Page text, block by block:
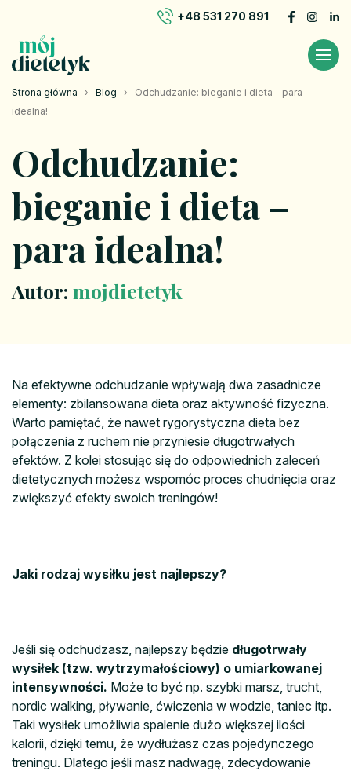
+48 531 270 891
Strona główna › Blog › Odchudzanie: bieganie i dieta – para
idealna!
Odchudzanie:
bieganie i dieta –
para idealna!
Autor: mojdietetyk
Na efektywne odchudzanie wpływają dwa zasadnicze
elementy: zbilansowana dieta oraz aktywność fizyczna.
Warto pamiętać, że nawet rygorystyczna dieta bez
połączenia z ruchem nie przyniesie długotrwałych
efektów. Z kolei stosując się do odpowiednich zaleceń
dietetycznych możesz wspomóc proces chudnięcia oraz
zwiększyć efekty swoich treningów!
Jaki rodzaj wysiłku jest najlepszy?
Jeśli się odchudzasz, najlepszy będzie długotrwały
wysiłek (tzw. wytrzymałościowy) o umiarkowanej
intensywności. Może to być np. szybki marsz, trucht,
nordic walking, pływanie, ćwiczenia w wodzie, taniec itp.
Taki wysiłek umożliwia spalenie dużo większej ilości
kalorii, dzięki temu, że wydłużasz czas pojedynczego
treningu. Dlatego jeśli masz nadwagę, zdecydowanie